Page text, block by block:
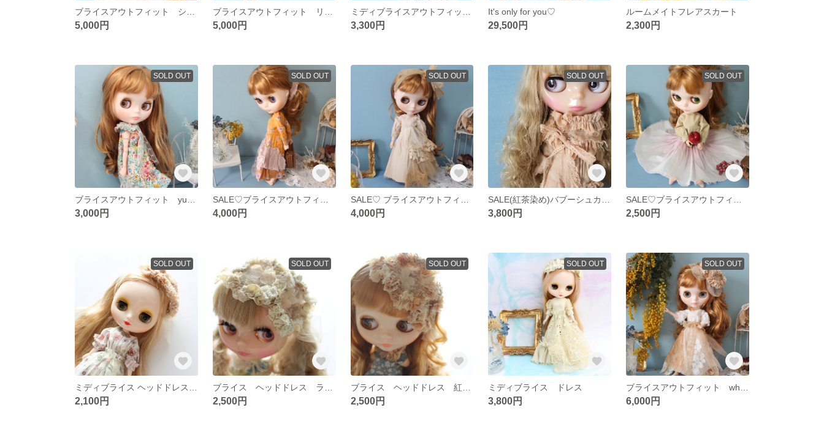
5,000円 5,000円 3,300円
It's only for you♡
29,500円
ルームメイトフレアスカート
2,300円
SOLD OUT
3,000円
SOLD OUT
4,000円
SOLD OUT
4,000円
SOLD OUT
3,800円
SOLD OUT
2,500円
SOLD OUT
2,100円
SOLD OUT
2,500円
SOLD OUT
2,500円
SOLD OUT
ミディブライス ドレス
3,800円
SOLD OUT
6,000円